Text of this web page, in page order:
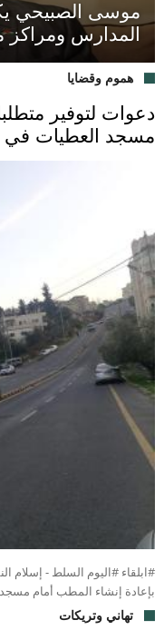
موسى الصبيحي
المدارس ومراكز
هموم وقضايا
دعوات لتوفير
مسجد العطيات في
#ابلقاء #اليوم السلط -
بإعادة إنشاء المطب أمام
تهاني وتريكات